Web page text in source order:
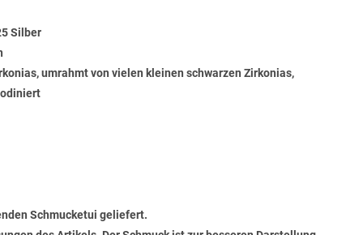
Silber
umrahmt von vielen kleinen schwarzen Zirkonias,
Schmucketui geliefert.